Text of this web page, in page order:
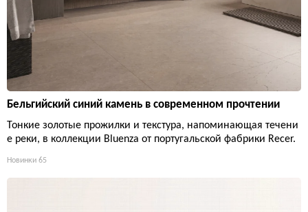
Бельгийский синий камень в современном прочтении
Тонкие золотые прожилки и текстура, напоминающая течени
е реки, в коллекции Bluenza от португальской фабрики Recer.
Новинки 65